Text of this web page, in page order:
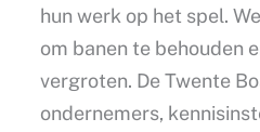
hun werk op het spel.
om banen te behouden
vergroten. De Twente
ondernemers,